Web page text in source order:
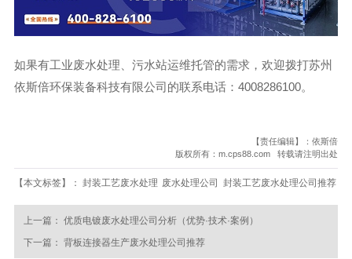
如果有工业废水处理、污水站运维托管的需求，欢迎拨打苏州
依斯倍环保装备科技有限公司的联系电话：4008286100。
【责任编辑】：依斯倍
版权所有：m.cps88.com 转载请注明出处
【本文标签】： 封装工艺废水处理 废水处理公司 封装工艺废水处理公司推荐
上一篇： 优质电镀废水处理公司分析（优势·技术·案例）
下一篇： 背板连接器生产废水处理公司推荐